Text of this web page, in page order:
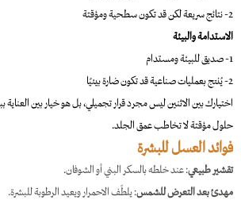
2- نتائج سريعة لكن قد تكون سطحية ومؤقتة
الاستدامة والبيئة
1- صديق للبيئة ومستدام
2- يُنتج بعمليات صناعية قد تكون ضارة بيئيًا
اختيارك بين الاثنين ليس مجرد قرار تجميلي، بل هو خيار بين
حلول مؤقتة لا تخاطب عمق الجلد.
فوائد العسل للبشرة
تقشير طبيعي: عند خلطه بالسكر البني أو الشوفان.
مهدئ بعد التعرض للشمس: يلطّف الاحمرار ويعيد الرطوبة للبشرة.